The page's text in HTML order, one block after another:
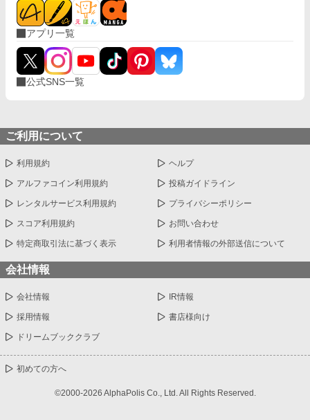
アプリ一覧
公式SNS一覧
ご利用について
利用規約 ヘルプ
アルファコイン利用規約 投稿ガイドライン
レンタルサービス利用規約 プライバシーポリシー
スコア利用規約 お問い合わせ
特定商取引法に基づく表示 利用者情報の外部送信について
会社情報
会社情報 IR情報
採用情報 書店様向け
ドリームブッククラブ
初めての方へ
©2000-2026 AlphaPolis Co., Ltd. All Rights Reserved.